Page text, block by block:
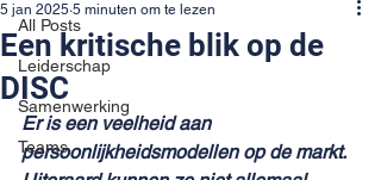
All Posts
Leiderschap
Samenwerking
Teams
Een kritische blik op de
DISC
5 jan 2025 5 minuten om te lezen
Er is een veelheid aan
persoonlijkheidsmodellen op de markt.